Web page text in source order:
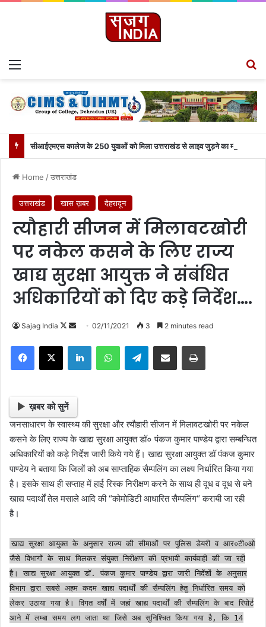
Menu
सीआईएमएस कालेज के 250 युवाओं को मिला उत्तराखंड से लाइव जुड़ने का मौका
Home /उत्तराखंड
उत्तराखंड खास ख़बर देहरादून
त्यौहारी सीजन में मिलावटखोरी
पर नकेल कसने के लिए राज्य
खाद्य सुरक्षा आयुक्त ने संबंधित
अधिकारियों को दिए कड़े निर्देश….
Sajag India
Follow
Send
email
02/11/2021 3 2 minutes read
Facebook
X LinkedInWhatsAppTelegramShare via Email Print
ख़बर को सुनें
जनसाधारण के स्वास्थ्य की सुरक्षा और त्यौहारी सीजन में मिलावटखोरी पर नकेल
कसने के लिए राज्य के खाद्य सुरक्षा आयुक्त डॉ० पंकज कुमार पाण्डेय द्वारा सम्बन्धित
अधिकारियों को कड़े निर्देश जारी किये गये हैं। खाद्य सुरक्षा आयुक्त डॉ पंकज कुमार
पाण्डेय ने बताया कि जिलों को अब साप्ताहिक सैम्पलिंग का लक्ष्य निर्धारित किया गया
है। इसके साथ ही सप्ताह में हाई रिस्क निरीक्षण करने के साथ ही दूध व दूध से बने
खाद्य पदार्थों तेल मसाले आदि की “कोमोडिटी आधारित सैम्पलिंग“ करायी जा रही
है।
खाद्य सुरक्षा आयुक्त के अनुसार राज्य की सीमाओं पर पुलिस डेयरी व आर०टी०ओ
जैसे विभागों के साथ मिलकर संयुक्त निरीक्षण की प्रभावी कार्यवाही की जा रही
है। खाद्य सुरक्षा आयुक्त डॉ. पंकज कुमार पाण्डेय द्वारा जारी निर्देशों के अनुसार
विभाग द्वारा सबसे अहम कदम खाद्य पदार्थों की सैम्पलिंग हेतु निर्धारित समय को
लेकर उठाया गया है। विगत वर्षों में जहां खाद्य पदार्थों की सैम्पलिंग के बाद रिपोर्ट
आने में लम्बा समय लग जाता था जिसे अब सुनिश्चित किया गया है, कि 14